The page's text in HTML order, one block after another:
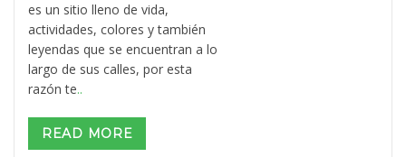
es un sitio lleno de vida,
actividades, colores y también
leyendas que se encuentran a lo
largo de sus calles, por esta
razón te..
READ MORE